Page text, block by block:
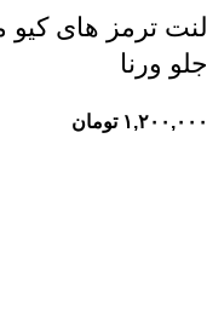
جلو ورنا
۱,۲۰۰,۰۰۰ تومان